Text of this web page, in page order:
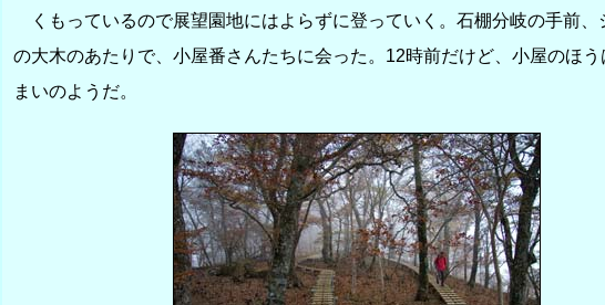
くもっているので展望園地にはよらずに登っていく。石棚分岐の手前、
の大木のあたりで、小屋番さんたちに会った。12時前だけど、小屋のほう
まいのようだ。